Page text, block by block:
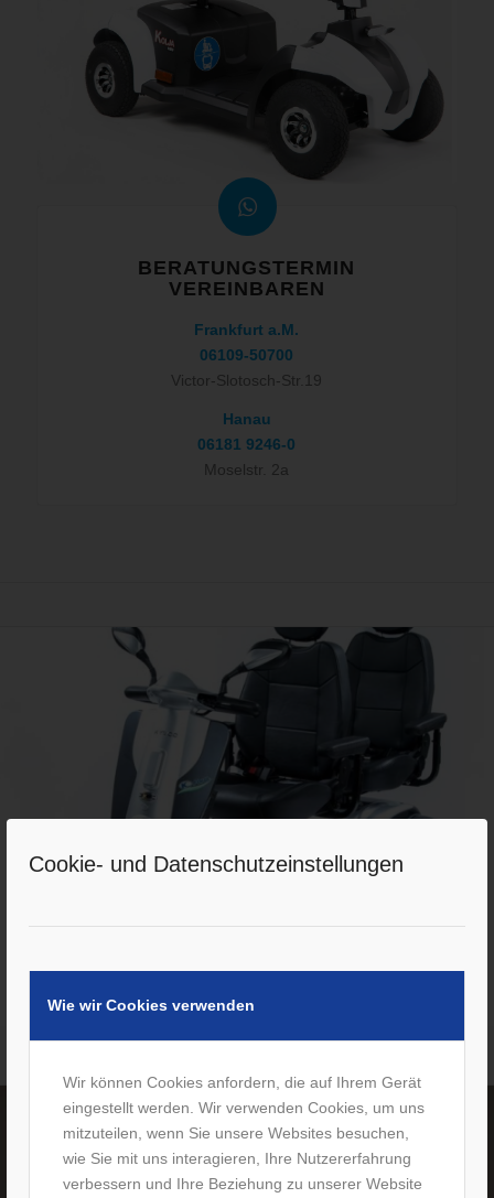
Cookie- und Datenschutzeinstellungen
Wie wir Cookies verwenden
Wir können Cookies anfordern, die auf Ihrem Gerät
eingestellt werden. Wir verwenden Cookies, um uns
mitzuteilen, wenn Sie unsere Websites besuchen,
wie Sie mit uns interagieren, Ihre Nutzererfahrung
verbessern und Ihre Beziehung zu unserer Website
BERATUNGSTERMIN
VEREINBAREN
Frankfurt a.M.
06109-50700
Victor-Slotosch-Str.19
Hanau
06181 9246-0
Moselstr. 2a